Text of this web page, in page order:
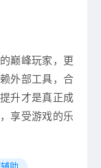
巅峰玩家，更
外部工具，合
升才是真正成
享受游戏的乐